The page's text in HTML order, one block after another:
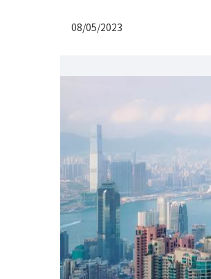
08/05/2023